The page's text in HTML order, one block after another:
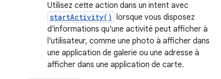
Utilisez cette action dans un intent avec
startActivity() lorsque vous disposez
d'informations qu'une activité peut afficher à
l'utilisateur, comme une photo à afficher dans
une application de galerie ou une adresse à
afficher dans une application de carte.